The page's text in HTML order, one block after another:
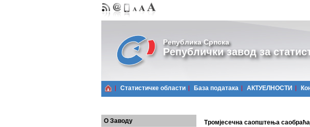
Република Српска
Републички завод за
Статистичке области Базa података АКТУЕЛНОСТИ
О Заводу
Тромјесечна саопштења